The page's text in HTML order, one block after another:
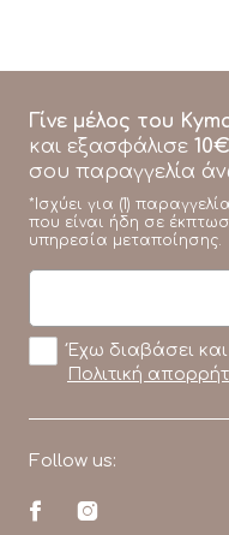
Γίνε μέλος του
και εξασφάλισε
σου παραγγελία
*Ισχύει για (1)
που είναι ήδη σε
υπηρεσία μεταποίησης.
Έχω διαβάσει
Πολιτική
Follow us: